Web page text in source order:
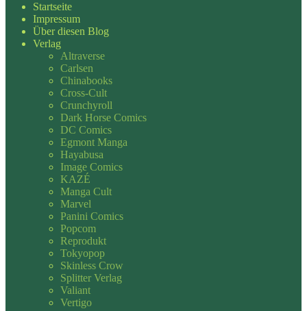
Startseite
Impressum
Über diesen Blog
Verlag
Altraverse
Carlsen
Chinabooks
Cross-Cult
Crunchyroll
Dark Horse Comics
DC Comics
Egmont Manga
Hayabusa
Image Comics
KAZÉ
Manga Cult
Marvel
Panini Comics
Popcom
Reprodukt
Tokyopop
Skinless Crow
Splitter Verlag
Valiant
Vertigo